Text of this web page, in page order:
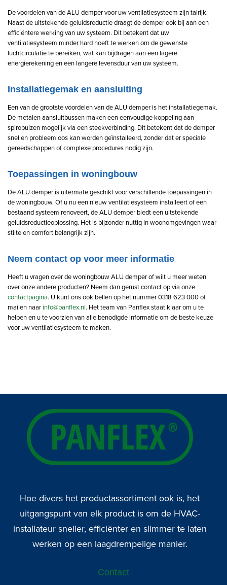
De voordelen van de ALU demper voor uw ventilatiesysteem zijn talrijk.
Naast de uitstekende geluidsreductie draagt de demper ook bij aan een
efficiëntere werking van uw systeem. Dit betekent dat uw
ventilatiesysteem minder hard hoeft te werken om de gewenste
luchtcirculatie te bereiken, wat kan bijdragen aan een lagere
energierekening en een langere levensduur van uw systeem.
Installatiegemak en aansluiting
Een van de grootste voordelen van de ALU demper is het installatiegemak.
De metalen aansluitbussen maken een eenvoudige koppeling aan
spirobuizen mogelijk via een steekverbinding. Dit betekent dat de demper
snel en probleemloos kan worden geïnstalleerd, zonder dat er speciale
gereedschappen of complexe procedures nodig zijn.
Toepassingen in woningbouw
De ALU demper is uitermate geschikt voor verschillende toepassingen in
de woningbouw. Of u nu een nieuw ventilatiesysteem installeert of een
bestaand systeem renoveert, de ALU demper biedt een uitstekende
geluidsreductieoplossing. Het is bijzonder nuttig in woonomgevingen waar
stilte en comfort belangrijk zijn.
Neem contact op voor meer informatie
Heeft u vragen over de woningbouw ALU demper of wilt u meer weten
over onze andere producten? Neem dan gerust contact op via onze
contactpagina. U kunt ons ook bellen op het nummer 0318 623 000 of
mailen naar info@panflex.nl. Het team van Panflex staat klaar om u te
helpen en u te voorzien van alle benodigde informatie om de beste keuze
voor uw ventilatiesysteem te maken.
Hoe divers het productassortiment ook is, het
uitgangspunt van elk product is om de HVAC-
installateur sneller, efficiënter en slimmer te laten
werken op een laagdrempelige manier.
Contact